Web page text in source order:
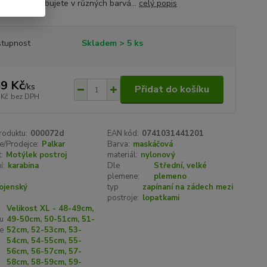
si jen libujete v různých barvá... celý popis
Skladem > 5 ks
Kč/ks
bez DPH
Přidat do košíku
000072d EAN kód: 0741031441201
Prodejce: Palkar Barva: maskáčová
Motýlek postroj materiál: nylonový
karabina
Dle
plemene:
Střední, velké
plemeno
typ
postroje:
zapínaní na zádech mezi
lopatkami
Velikost XL - 48-49cm,
49-50cm, 50-51cm, 51-
52cm, 52-53cm, 53-
54cm, 54-55cm, 55-
56cm, 56-57cm, 57-
58cm, 58-59cm, 59-